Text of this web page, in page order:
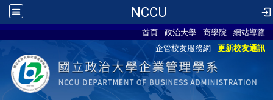
NCCU
首頁 政治大學 商學院
網站導覽
企管校友服務網
更新校友通訊